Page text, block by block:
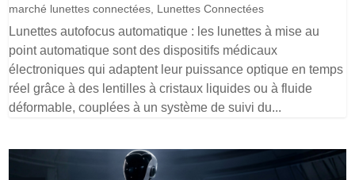
marché lunettes connectées, Lunettes Connectées
Lunettes autofocus automatique : les lunettes à mise au
point automatique sont des dispositifs médicaux
électroniques qui adaptent leur puissance optique en temps
réel grâce à des lentilles à cristaux liquides ou à fluide
déformable, couplées à un système de suivi du...